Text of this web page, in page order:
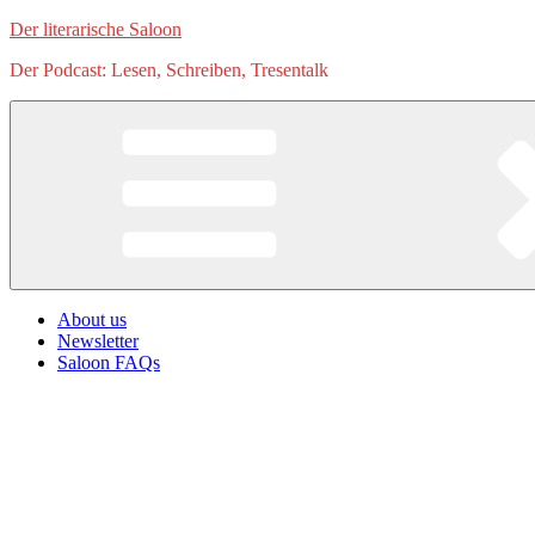
Zum
springen
Der literarische Saloon
Der Podcast: Lesen, Schreiben, Tresentalk
About us
Newsletter
Saloon FAQs